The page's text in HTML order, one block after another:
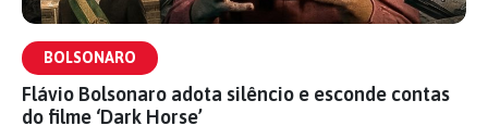
BOLSONARO
Flávio Bolsonaro adota silêncio e esconde contas
do filme ‘Dark Horse’